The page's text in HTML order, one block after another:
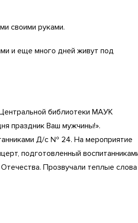
своими руками.
и еще много дней живут под
библиотеки МАУК
праздник Ваш мужчины!».
Д/с № 24. На мероприятие
подготовленный
Прозвучали теплые слова